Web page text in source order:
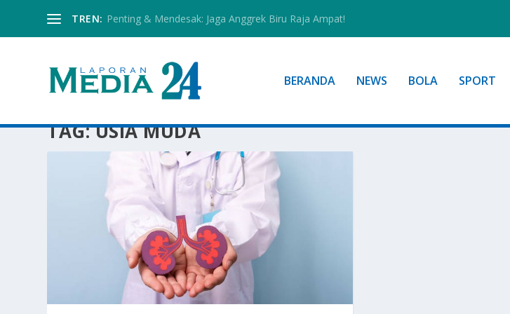
TREN: Penting & Mendesak: Jaga Anggrek Biru Raja Ampat!
BERANDA NEWS BOLA SPORT
TAG:USIA MUDA